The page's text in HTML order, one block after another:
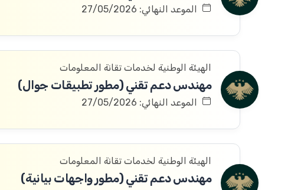
الموعد النهائي: 27/05/2026
الهيئة الوطنية لخدمات تقانة المعلومات
مهندس دعم تقني (مطور تطبيقات جوال)
الموعد النهائي: 27/05/2026
الهيئة الوطنية لخدمات تقانة المعلومات
مهندس دعم تقني (مطور واجهات بيانية)